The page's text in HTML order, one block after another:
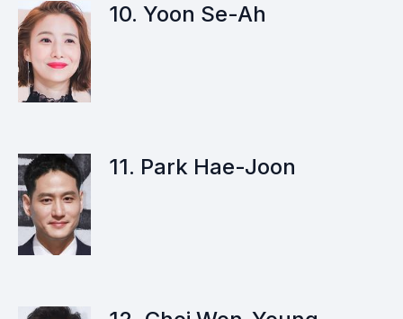
10. Yoon Se-Ah
11. Park Hae-Joon